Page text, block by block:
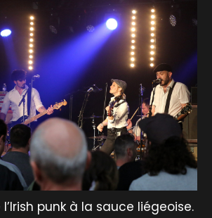
l’Irish punk à la sauce liégeoise.